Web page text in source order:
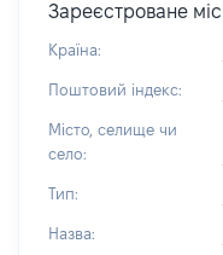
Зареєстроване
Країна:
Поштовий індекс:
Місто, селище чи
село:
Тип:
Назва: